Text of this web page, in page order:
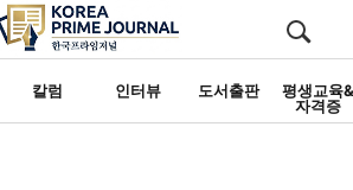
칼럼 인터뷰 도서출판
평생교육
자격증
검색
열기/